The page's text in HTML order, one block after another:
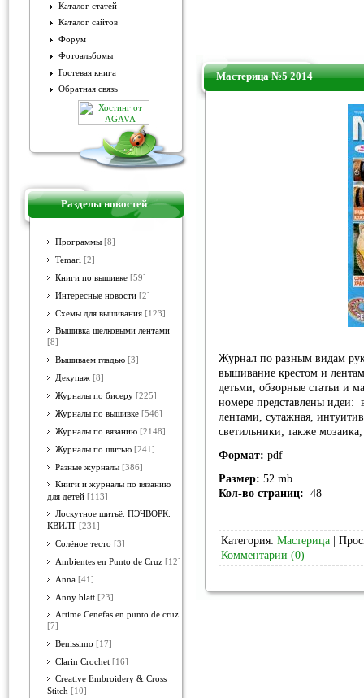
Каталог статей
Каталог сайтов
Форум
Фотоальбомы
Гостевая книга
Обратная связь
Разделы новостей
Программы [8]
Temari [2]
Книги по вышивке [59]
Интересные новости [2]
Схемы для вышивания [123]
Вышивка шелковыми лентами
[8]
Вышиваем гладью [3]
Декупаж [8]
Журналы по бисеру [225]
Журналы по вышивке [546]
Журналы по вязанию [2148]
Журналы по шитью [241]
Разные журналы [386]
Книги и журналы по вязанию
для детей [113]
Лоскутное шитьё. ПЭЧВОРК.
КВИЛТ [231]
Солёное тесто [3]
Ambientes en Punto de Cruz [12]
Anna [41]
Anny blatt [23]
Artime Cenefas en punto de cruz
[7]
Benissimo [17]
Clarin Crochet [16]
Creative Embroidery & Cross
Stitch [10]
Мастерица №5 2014
Журнал по разным видам
вышивание крестом и
детьми, обзорные статьи и
номере представлены идеи:
лентами, сутажная,
светильники; также
Формат: pdf
Размер: 52 mb
Кол-во страниц: 48
Категория: Мастерица |
Комментарии (0)